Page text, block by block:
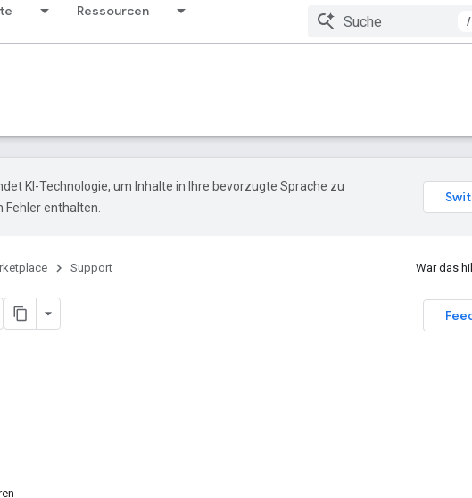
Ressourcen
/
KI-Technologie, um Inhalte in Ihre bevorzugte Sprache zu
Fehler enthalten.
Support War das